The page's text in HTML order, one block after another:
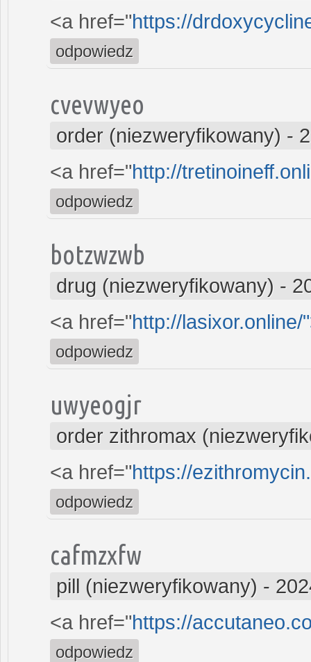
<a href="https://
odpowiedz
cvevwyeo
order (niezweryfikowany) -
<a href="http://
odpowiedz
botzwzwb
drug (niezweryfikowany) -
<a href="http://lasixor.online/
odpowiedz
uwyeogjr
order zithromax
<a href="https://
odpowiedz
cafmzxfw
pill (niezweryfikowany) -
<a href="https://
odpowiedz